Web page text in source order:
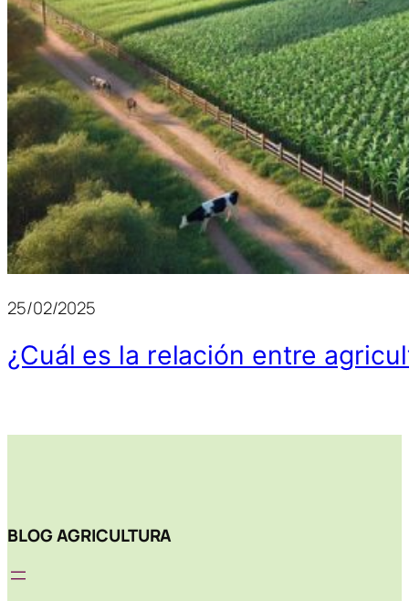
25/02/2025
¿Cuál es la relación entre
BLOG AGRICULTURA